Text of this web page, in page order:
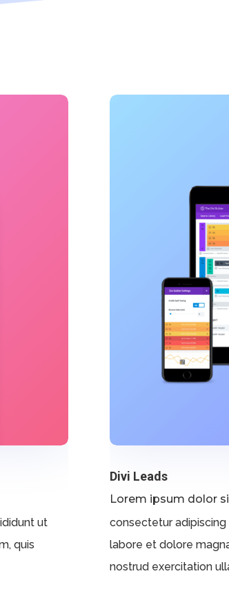
ut
quis
Divi Leads
Lorem ipsum dolor
consectetur
labore et dolore
nostrud exercitation